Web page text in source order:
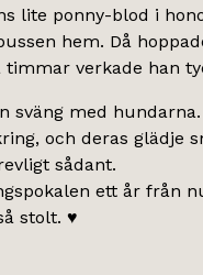
lite ponny-blod i
hem. Då
verkade han
med
och deras glädje
sådant.
ett år från
stolt. ♥